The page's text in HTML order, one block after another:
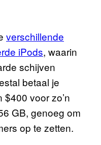
verschillende
iPods, waarin
schijven
betaal je
voor zo’n
GB, genoeg om
op te zetten.